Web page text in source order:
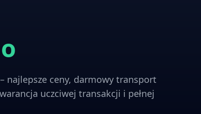
– najlepsze ceny, darmowy transport
uczciwej transakcji i pełnej